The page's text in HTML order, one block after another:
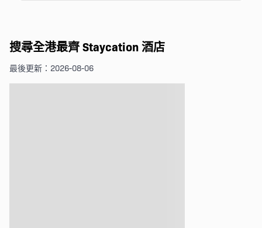
搜尋全港最齊 Staycation 酒店
最後更新：2026-08-06